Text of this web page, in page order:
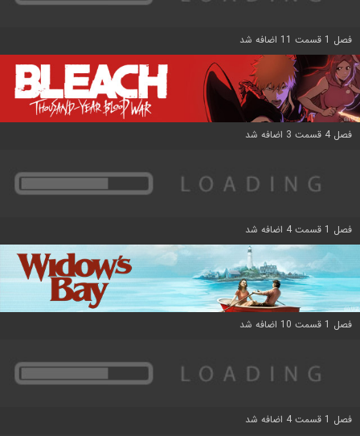
فصل 1 قسمت 11 اضافه شد
فصل 4 قسمت 3 اضافه شد
فصل 1 قسمت 4 اضافه شد
فصل 1 قسمت 10 اضافه شد
فصل 1 قسمت 4 اضافه شد